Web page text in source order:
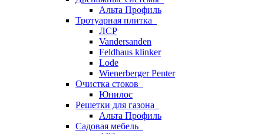
Альта Профиль
Тротуарная плитка
ЛСР
Vandersanden
Feldhaus klinker
Lode
Wienerberger Penter
Очистка стоков
Юнилос
Решетки для газона
Альта Профиль
Садовая мебель